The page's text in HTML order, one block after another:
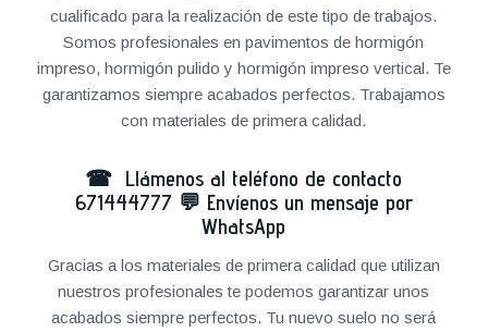
cualificado para la realización de este tipo de trabajos.
Somos profesionales en pavimentos de hormigón
impreso, hormigón pulido y hormigón impreso vertical. Te
garantizamos siempre acabados perfectos. Trabajamos
con materiales de primera calidad.
☎ Llámenos al teléfono de contacto
671444777 💬 Envíenos un mensaje por
WhatsApp
Gracias a los materiales de primera calidad que utilizan
nuestros profesionales te podemos garantizar unos
acabados siempre perfectos. Tu nuevo suelo no será